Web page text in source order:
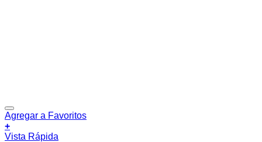
Agregar a Favoritos
+
Vista Rápida